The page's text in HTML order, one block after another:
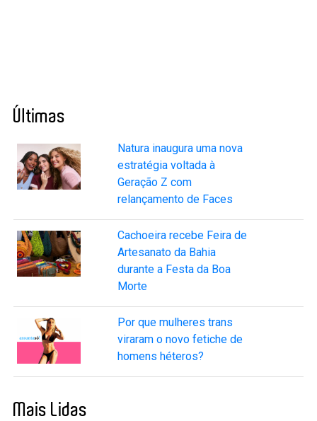
Últimas
Natura inaugura uma nova
estratégia voltada à
Geração Z com
relançamento de Faces
Cachoeira recebe Feira de
Artesanato da Bahia
durante a Festa da Boa
Morte
Por que mulheres trans
viraram o novo fetiche de
homens héteros?
Mais Lidas